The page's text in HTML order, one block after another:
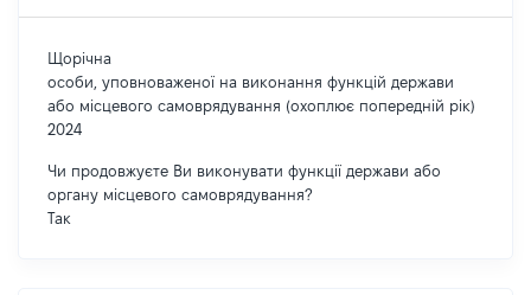
Щорічна
особи, уповноваженої на виконання функцій держави
або місцевого самоврядування (охоплює попередній рік)
2024
Чи продовжуєте Ви виконувати функції держави або
органу місцевого самоврядування?
Так